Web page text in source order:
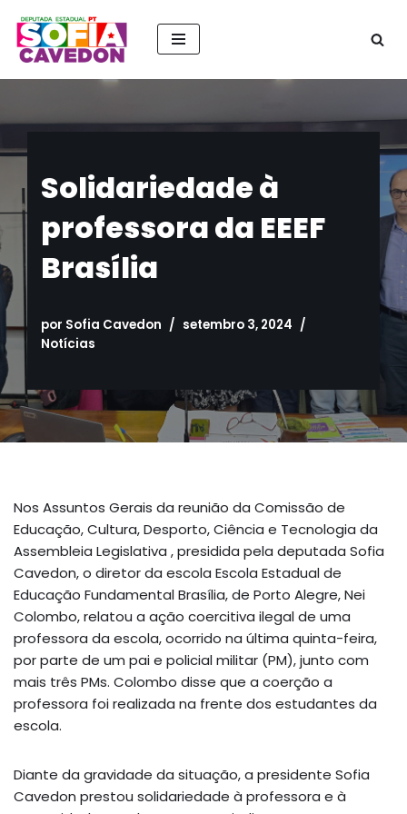
Pular
Solidariedade à
professora da EEEF
Brasília
por Sofia Cavedon
setembro 3, 2024
Notícias
Nos Assuntos Gerais da reunião da Comissão de
Educação, Cultura, Desporto, Ciência e Tecnologia da
Assembleia Legislativa , presidida pela deputada Sofia
Cavedon, o diretor da escola Escola Estadual de
Educação Fundamental Brasília, de Porto Alegre, Nei
Colombo, relatou a ação coercitiva ilegal de uma
professora da escola, ocorrido na última quinta-feira,
por parte de um pai e policial militar (PM), junto com
mais três PMs. Colombo disse que a coerção a
professora foi realizada na frente dos estudantes da
escola.
Diante da gravidade da situação, a presidente Sofia
Cavedon prestou solidariedade à professora e à